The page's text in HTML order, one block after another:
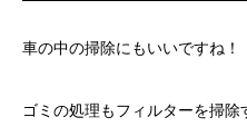
車の中の掃除にもいいですね！
ゴミの処理もフィルターを掃